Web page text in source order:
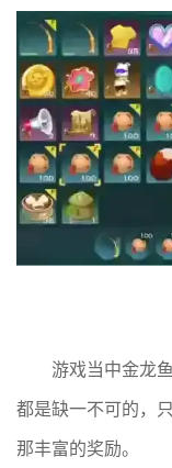
游戏当中金龙
都是缺一不可的，
那丰富的奖励。